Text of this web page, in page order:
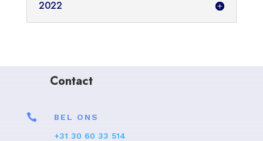
2022
Contact

BEL ONS
+31 30 60 33 514